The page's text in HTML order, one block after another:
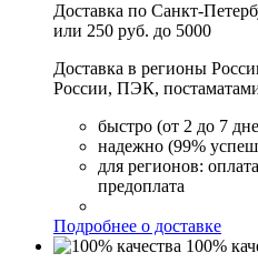
Доставка по Санкт-
или 250 руб. до 5000
Доставка в регионы
России, ПЭК,
быстро (от 2 до 7
надежно (99%
для регионов:
предоплата
Подробнее о доставке
100%